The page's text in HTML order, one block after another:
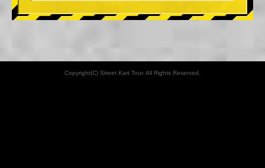
Copyright(C) Street Kart Tour. All Rights Reserved.